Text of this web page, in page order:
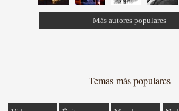
Más autores populares
Temas más populares